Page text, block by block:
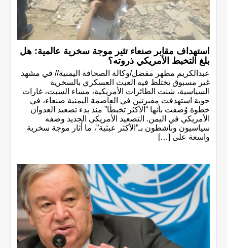
استهداف مقابر صنعاء تثير موجة سخرية عالمية: هل
بلغ التخبط الأمريكي ذروته؟
عبدالكريم مطهر مفضل/وكالة الصحافة اليمنية// في مشهد
غير مسبوق يختلط فيه العبث العسكري بالسخرية
السياسية، شنت الطائرات الأمريكية، مساء السبت، غارات
جوية استهدفت مقبرتين في العاصمة اليمنية صنعاء، في
خطوة وُصفت بأنها “الأكثر تخبطًا” منذ بدء تصعيد العدوان
الأمريكي في اليمن. التصعيد الأمريكي الجديد وصفه
سياسيون وناشطون بـ”الأكثر عبثية”، ما أثار موجة سخرية
واسعة على […]